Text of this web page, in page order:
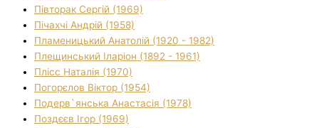
Півторак Сергій (1969)
Пічахчі Андрій (1958)
Пламеницький Анатолій (1920 - 1982)
Плещинський Іларіон (1892 - 1961)
Плісс Наталія (1970)
Погорєлов Віктор (1954)
Подерв`янська Анастасія (1978)
Поздєєв Ігор (1969)